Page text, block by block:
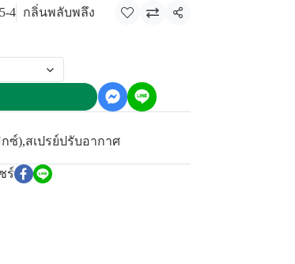
4 กลิ่นพลับพลึง
แชร์
กซ์),สเปรย์ปรับอากาศ
ร์